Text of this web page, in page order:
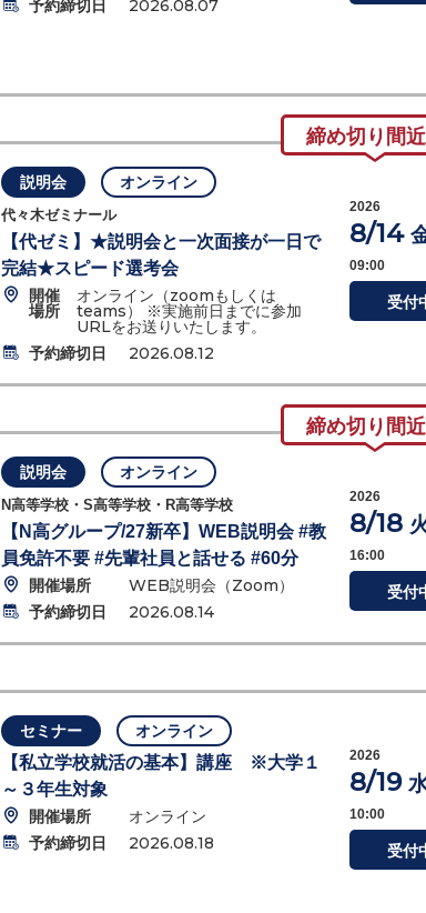
予約締切日
2026.08.07
締め切り間近
説明会 オンライン
代々木ゼミナール
【代ゼミ】★説明会と一次面接が一日で
完結★スピード選考会
開催
場所
オンライン（zoomもしくは
teams） ※実施前日までに参加
URLをお送りいたします。
予約締切日
2026.08.12
2026
8/14
09:00
受付
締め切り間近
説明会 オンライン
N高等学校・S高等学校・R高等学校
【N高グループ/27新卒】WEB説明会 #教
員免許不要 #先輩社員と話せる #60分
開催場所
WEB説明会（Zoom）
予約締切日
2026.08.14
2026
8/18
16:00
受付
セミナー オンライン
【私立学校就活の基本】講座 ※大学１
～３年生対象
開催場所
オンライン
予約締切日
2026.08.18
2026
8/19
10:00
受付